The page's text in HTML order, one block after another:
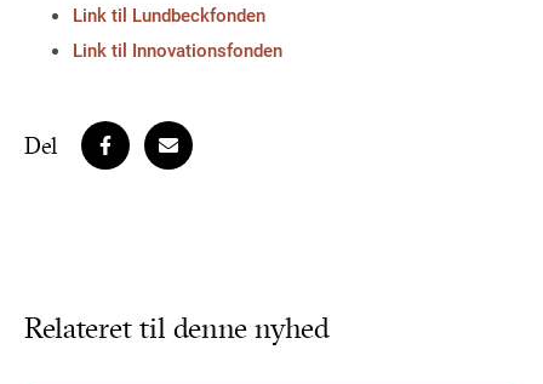
Link til Lundbeckfonden
Link til Innovationsfonden
Del
Relateret til denne nyhed